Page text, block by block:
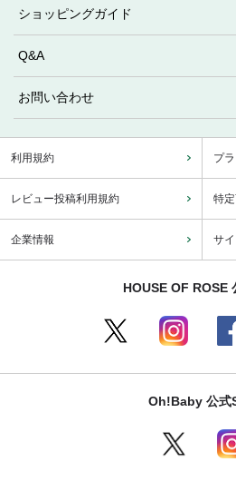
ショッピングガイド
Q&A
お問い合わせ
利用規約 プ
レビュー投稿利用規約 特
企業情報 サ
HOUSE OF ROSE
Oh!Baby 公式